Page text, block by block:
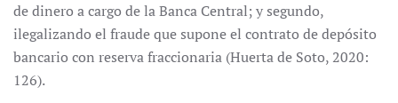
de dinero a cargo de la Banca Central; y segundo,
ilegalizando el fraude que supone el contrato de depósito
bancario con reserva fraccionaria (Huerta de Soto, 2020:
126).